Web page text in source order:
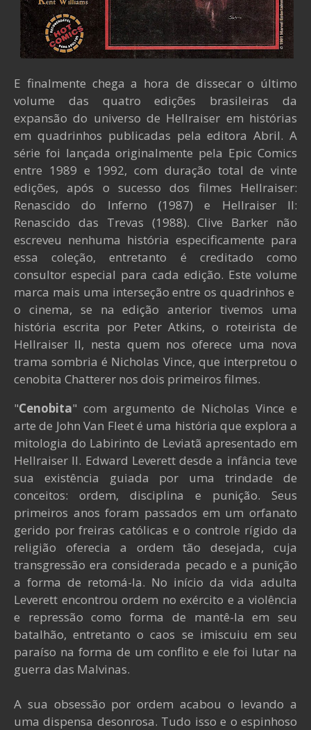
E finalmente chega a hora de dissecar o último
volume das quatro edições brasileiras da
expansão do universo de Hellraiser em histórias
em quadrinhos publicadas pela editora Abril. A
série foi lançada originalmente pela Epic Comics
entre 1989 e 1992, com duração total de vinte
edições, após o sucesso dos filmes Hellraiser:
Renascido do Inferno (1987) e Hellraiser II:
Renascido das Trevas (1988). Clive Barker não
escreveu nenhuma história especificamente para
essa coleção, entretanto é creditado como
consultor especial para cada edição. Este volume
marca mais uma interseção entre os quadrinhos e
o cinema, se na edição anterior tivemos uma
história escrita por Peter Atkins, o roteirista de
Hellraiser II, nesta quem nos oferece uma nova
trama sombria é Nicholas Vince, que interpretou o
cenobita Chatterer nos dois primeiros filmes.
"Cenobita" com argumento de Nicholas Vince e
arte de John Van Fleet é uma história que explora a
mitologia do Labirinto de Leviatã apresentado em
Hellraiser II. Edward Leverett desde a infância teve
sua existência guiada por uma trindade de
conceitos: ordem, disciplina e punição. Seus
primeiros anos foram passados em um orfanato
gerido por freiras católicas e o controle rígido da
religião oferecia a ordem tão desejada, cuja
transgressão era considerada pecado e a punição
a forma de retomá-la. No início da vida adulta
Leverett encontrou ordem no exército e a violência
e repressão como forma de mantê-la em seu
batalhão, entretanto o caos se imiscuiu em seu
paraíso na forma de um conflito e ele foi lutar na
guerra das Malvinas.
A sua obsessão por ordem acabou o levando a
uma dispensa desonrosa. Tudo isso e o espinhoso